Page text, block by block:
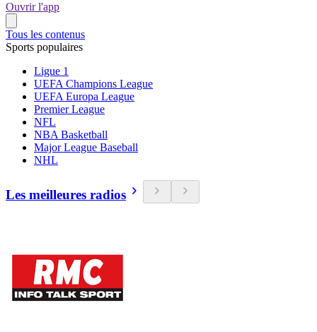
Ouvrir l'app
Tous les contenus
Sports populaires
Ligue 1
UEFA Champions League
UEFA Europa League
Premier League
NFL
NBA Basketball
Major League Baseball
NHL
Les meilleures radios